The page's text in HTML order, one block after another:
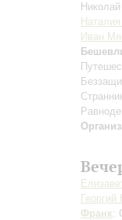
Иван
Георгий
Франк: